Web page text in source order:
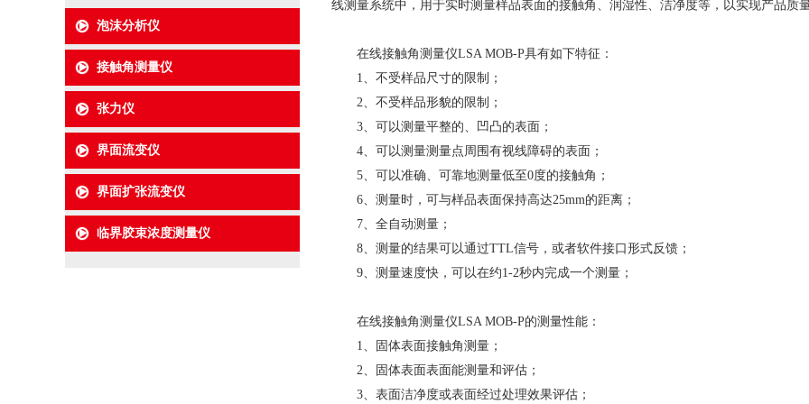
泡沫分析仪
接触角测量仪
张力仪
界面流变仪
界面扩张流变仪
临界胶束浓度测量仪
线测量系统中，用于实时测量样品表面的接触角、润湿性、洁净度等，以实现产品质
在线接触角测量仪LSA MOB-P具有如下特征：
1、不受样品尺寸的限制；
2、不受样品形貌的限制；
3、可以测量平整的、凹凸的表面；
4、可以测量测量点周围有视线障碍的表面；
5、可以准确、可靠地测量低至0度的接触角；
6、测量时，可与样品表面保持高达25mm的距离；
7、全自动测量；
8、测量的结果可以通过TTL信号，或者软件接口形式反馈；
9、测量速度快，可以在约1-2秒内完成一个测量；
在线接触角测量仪LSA MOB-P的测量性能：
1、固体表面接触角测量；
2、固体表面表面能测量和评估；
3、表面洁净度或表面经过处理效果评估；